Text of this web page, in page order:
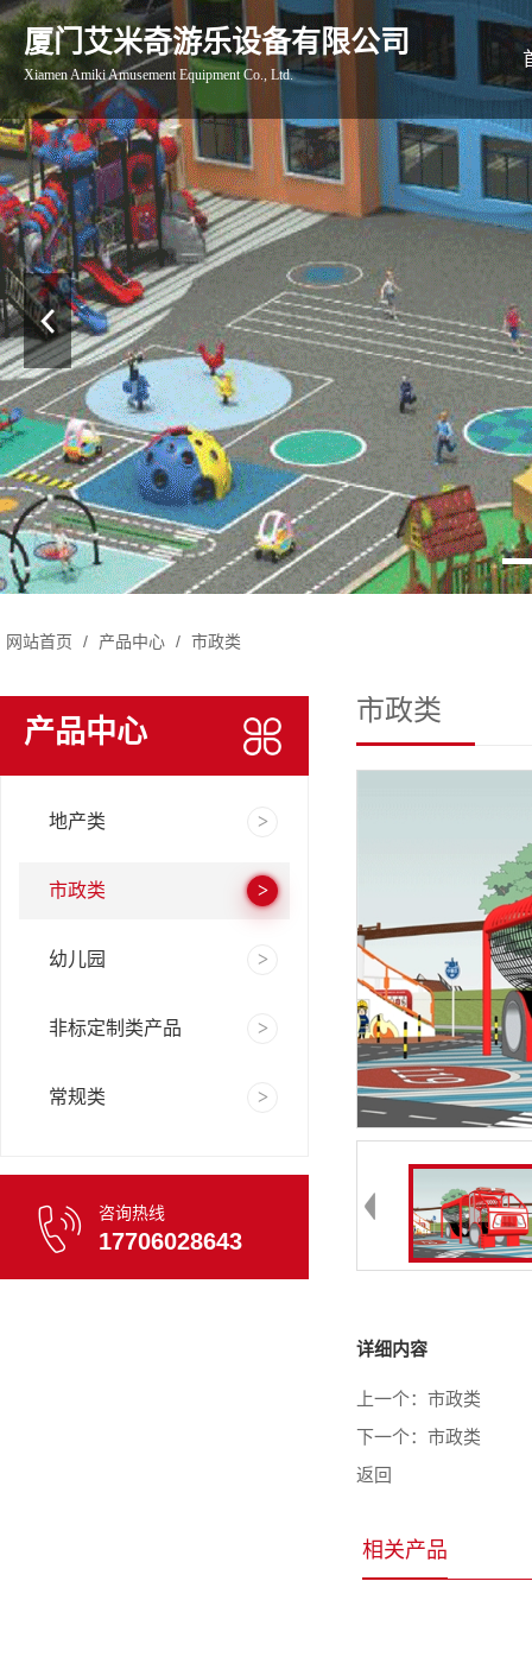
厦门艾米奇游乐设备有限公司
Xiamen Amiki Amusement Equipment Co., Ltd.
网站首页 / 产品中心 / 市政类
产品中心
地产类
市政类
幼儿园
非标定制类产品
常规类
咨询热线
17706028643
市政类
详细内容
上一个： 市政类
下一个： 市政类
返回
相关产品